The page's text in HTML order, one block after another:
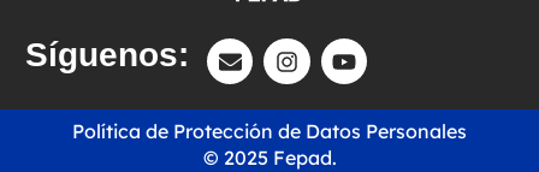
Síguenos:
© 2025 Fepad.
Política de Protección de Datos Personales